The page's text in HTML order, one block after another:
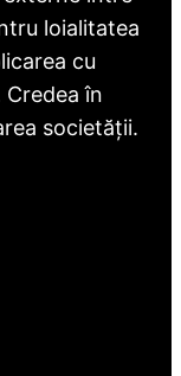
loialitatea
cu
în
societății.